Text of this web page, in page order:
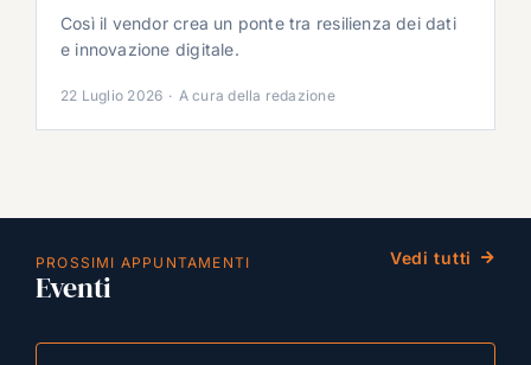
Così il vendor crea un ponte tra resilienza dei dati
e innovazione digitale.
22 Luglio 2026 · A cura della redazione
PROSSIMI APPUNTAMENTI
Eventi
Vedi tutti